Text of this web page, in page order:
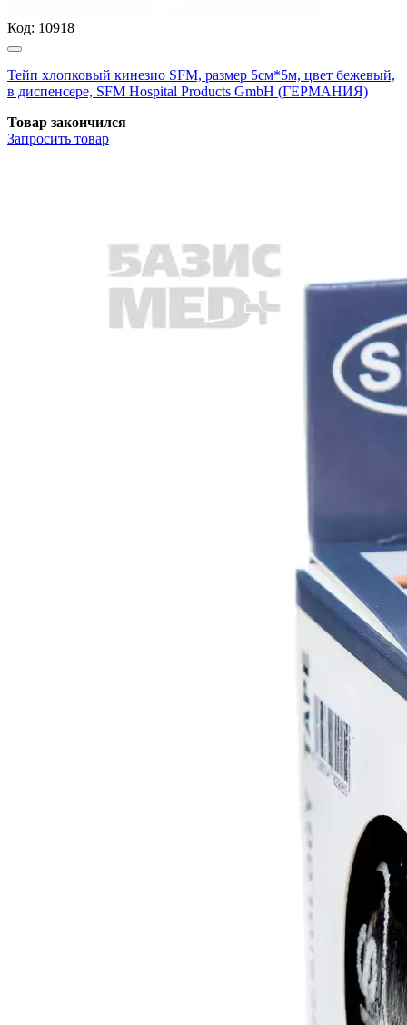
Код: 10918
Тейп хлопковый кинезио SFM, размер 5см*5м, цвет бежевый,
в диспенсере, SFM Hospital Products GmbH (ГЕРМАНИЯ)
Товар закончился
Запросить товар